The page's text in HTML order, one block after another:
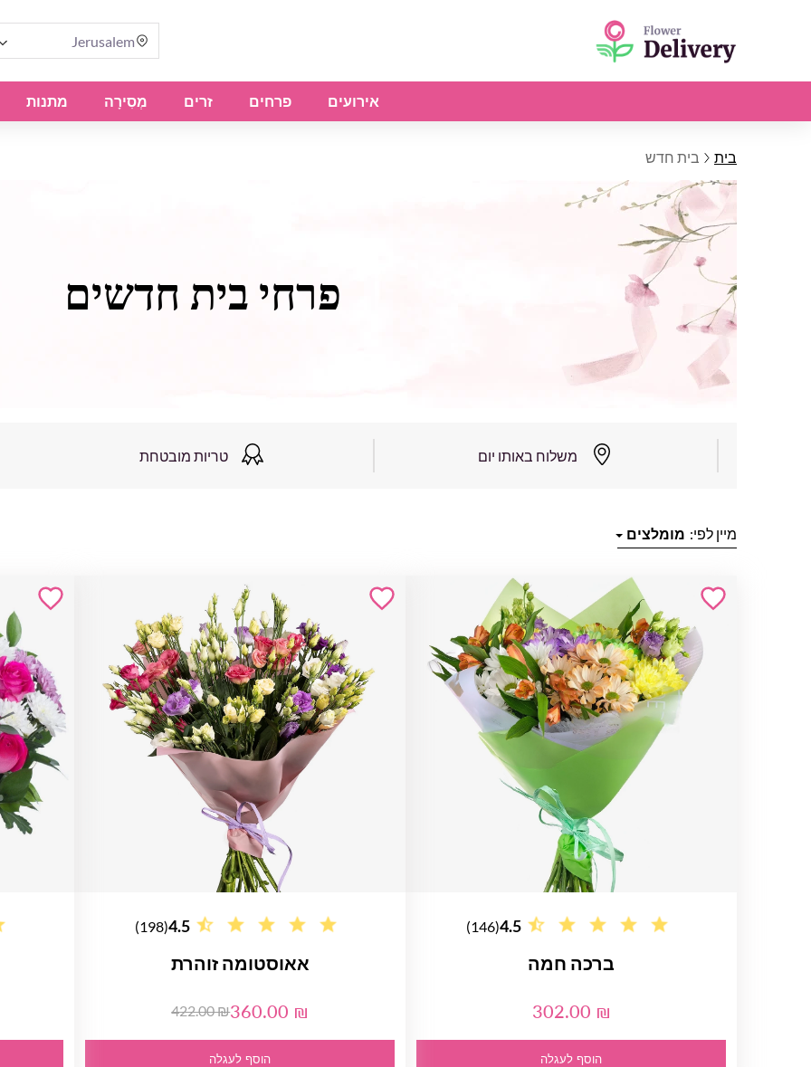
Jerusalem
אירועים פרחים זרים מְסִירָה מתנות
בית בית חדש
פרחי בית חדשים
משלוח באותו יום טריות מובטחת
מיין לפי: מומלצים
4.5
(146)
ברכה חמה
302.00 ₪
הוסף לעגלה
4.5
(198)
אאוסטומה זוהרת
360.00 ₪
422.00 ₪
הוסף לעגלה